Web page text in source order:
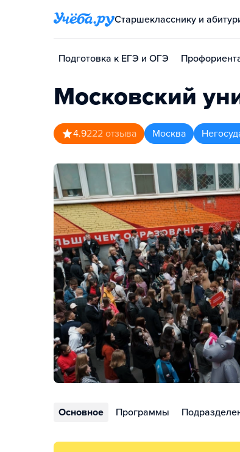
Старшекласснику и
Подготовка к ЕГЭ и ОГЭ
Московский
4.9222 отзыва Москва
Основное Программы